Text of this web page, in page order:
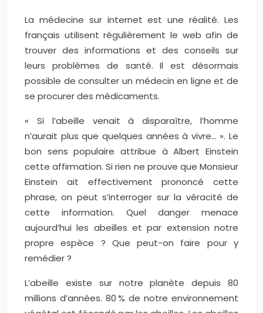
La médecine sur internet est une réalité. Les
français utilisent régulièrement le web afin de
trouver des informations et des conseils sur
leurs problèmes de santé. Il est désormais
possible de consulter un médecin en ligne et de
se procurer des médicaments.
« Si l’abeille venait à disparaître, l’homme
n’aurait plus que quelques années à vivre… ». Le
bon sens populaire attribue à Albert Einstein
cette affirmation. Si rien ne prouve que Monsieur
Einstein ait effectivement prononcé cette
phrase, on peut s’interroger sur la véracité de
cette information. Quel danger menace
aujourd’hui les abeilles et par extension notre
propre espèce ? Que peut-on faire pour y
remédier ?
L’abeille existe sur notre planète depuis 80
millions d’années. 80 % de notre environnement